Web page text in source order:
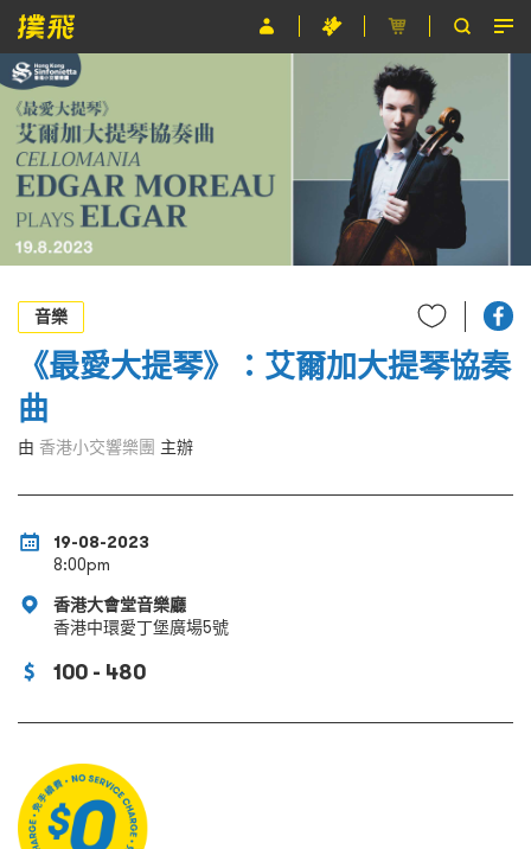
節目
主辦單位
關於撲飛
條款及細則
EN
音樂
《最愛大提琴》：艾爾加大提琴協奏
曲
由 香港小交響樂團 主辦
19-08-2023
8:00pm
香港大會堂音樂廳
香港中環愛丁堡廣場5號
100 - 480